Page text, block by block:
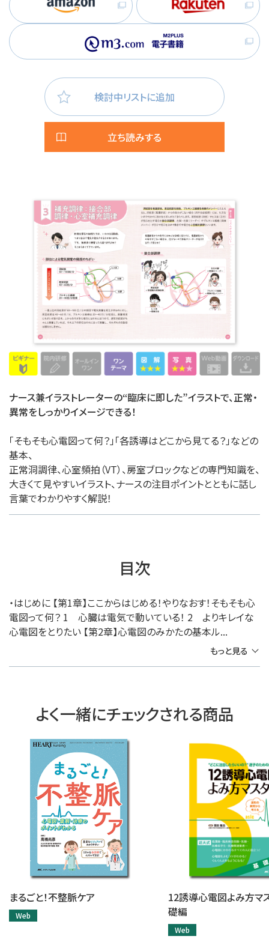
検討中リストに追加
立ち読みする
ナース兼イラストレーターの“臨床に即した”イラストで、正常・
異常をしっかりイメージできる！
「そもそも心電図って何？」「各誘導はどこから見てる？」などの
基本、
正常洞調律、心室頻拍（VT）、房室ブロックなどの専門知識を、
大きくて見やすいイラスト、ナースの注目ポイントとともに話し
言葉でわかりやすく解説！
目次
・はじめに 【第1章】ここからはじめる！やりなおす！そもそも心
電図って何？ 1 心臓は電気で動いている！ 2 よりキレイな
心電図をとりたい 【第2章】心電図のみかたの基本ル...
もっと見る
よく一緒にチェックされる商品
まるごと！不整脈ケア
Web
12誘導心電図よみ方
礎編
Web